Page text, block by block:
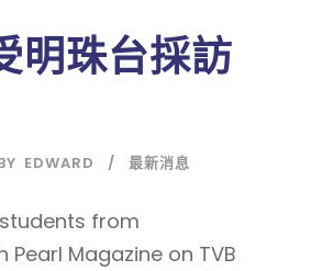
明珠台採訪
EDWARD 最新消息
from
Pearl Magazine on TVB